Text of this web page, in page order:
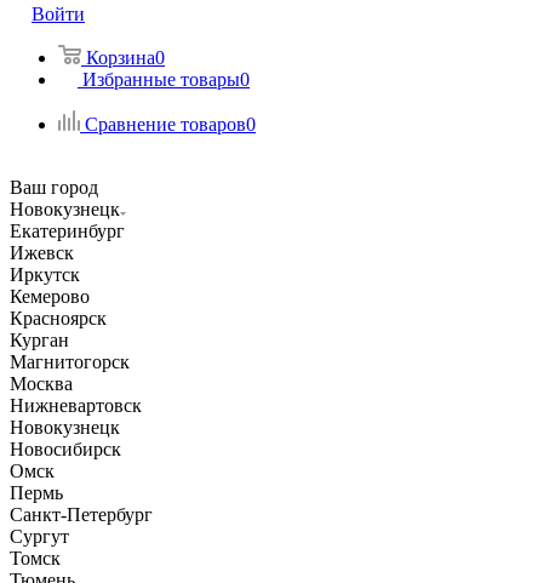
Войти
Корзина0
Избранные товары0
Сравнение товаров0
Ваш город
Новокузнецк
Екатеринбург
Ижевск
Иркутск
Кемерово
Красноярск
Курган
Магнитогорск
Москва
Нижневартовск
Новокузнецк
Новосибирск
Омск
Пермь
Санкт-Петербург
Сургут
Томск